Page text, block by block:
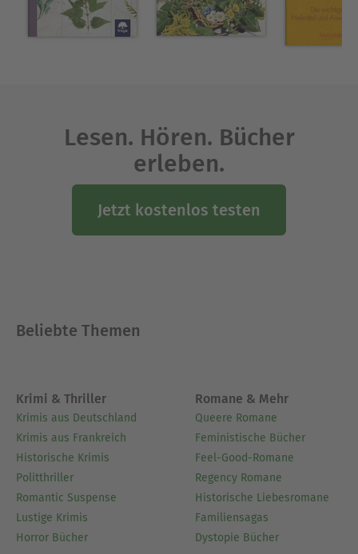
zahlreiche Bücher studiert. In ihrem Garten
grünte und blühte alles, was für die Gesundheit
Lesen. Hören. Bücher
erleben.
Jetzt kostenlos testen
Beliebte Themen
Krimi & Thriller
Krimis aus Deutschland
Krimis aus Frankreich
Historische Krimis
Politthriller
Romantic Suspense
Lustige Krimis
Horror Bücher
Romane & Mehr
Queere Romane
Feministische Bücher
Feel-Good-Romane
Regency Romane
Historische Liebesromane
Familiensagas
Dystopie Bücher